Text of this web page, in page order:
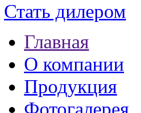
Стать дилером
Главная
О компании
Продукция